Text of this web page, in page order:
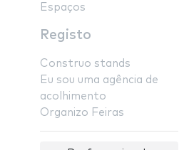
Espaços
Registo
Construo stands
Eu sou uma agência de
acolhimento
Organizo Feiras